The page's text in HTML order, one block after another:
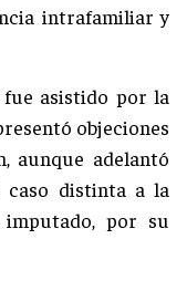
intrafamiliar y
asistido por la
objeciones
aunque adelantó
distinta a la
por su